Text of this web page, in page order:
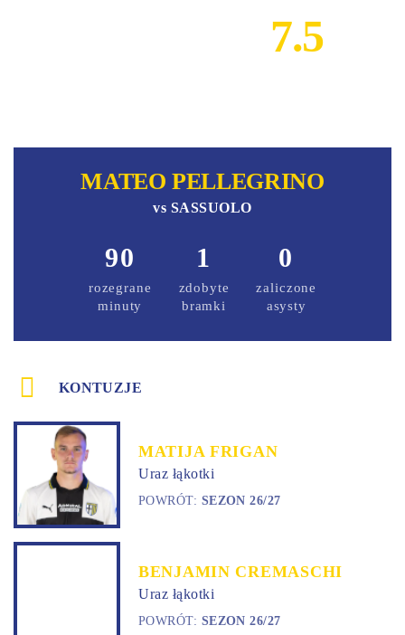
7.5
MATEO PELLEGRINO
vs SASSUOLO
90
rozegrane
minuty
1
zdobyte
bramki
0
zaliczone
asysty
KONTUZJE
MATIJA FRIGAN
Uraz łąkotki
POWRÓT: SEZON 26/27
BENJAMIN CREMASCHI
Uraz łąkotki
POWRÓT: SEZON 26/27